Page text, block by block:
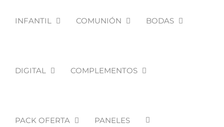
INFANTIL COMUNIÓN BODAS
DIGITAL COMPLEMENTOS
PACK OFERTA PANELES